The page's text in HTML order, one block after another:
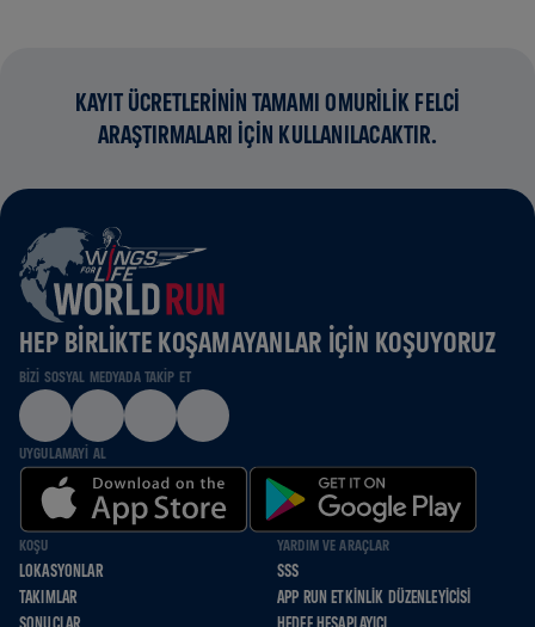
KAYIT ÜCRETLERİNİN TAMAMI OMURİLİK FELCİ
ARAŞTIRMALARI İÇİN KULLANILACAKTIR.
HEP BIRLIKTE KOŞAMAYANLAR IÇIN KOŞUYORUZ
BIZI SOSYAL MEDYADA TAKIP ET
UYGULAMAYI AL
KOŞU
LOKASYONLAR
TAKIMLAR
YARDIM VE ARAÇLAR
SSS
APP RUN ETKINLIK DÜZENLEYICISI